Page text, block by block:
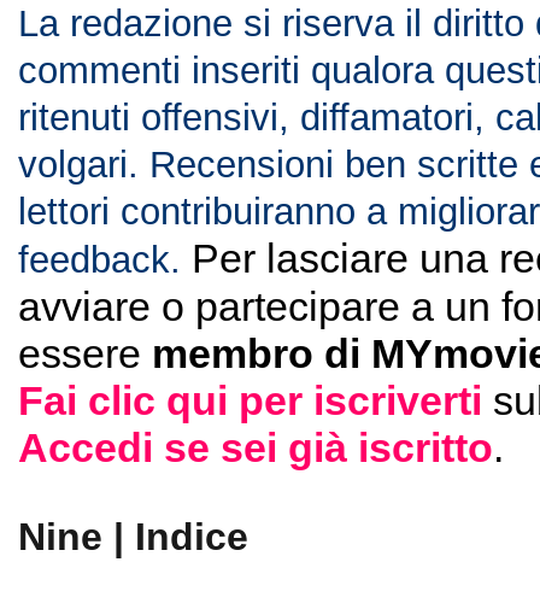
La redazione si riserva il diritto
commenti inseriti qualora
ritenuti offensivi, diffamatori,
volgari. Recensioni ben scritte
lettori contribuiranno a
feedback. Per lasciare una
avviare o partecipare a un
essere membro di
Fai clic qui per iscriverti
Accedi se sei già iscritto.
Nine | Indice